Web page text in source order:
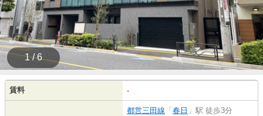
1 / 6
賃料 -
都営三田線 「 春日 」駅 徒歩3分